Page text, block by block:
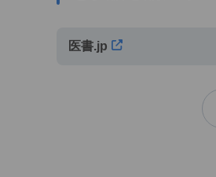
医書.jp